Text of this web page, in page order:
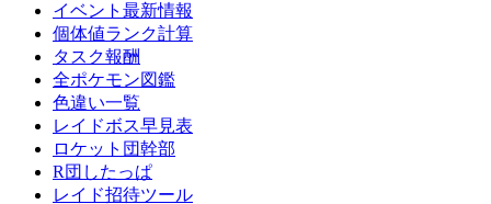
イベント最新情報
個体値ランク計算
タスク報酬
全ポケモン図鑑
色違い一覧
レイドボス早見表
ロケット団幹部
R団したっぱ
レイド招待ツール